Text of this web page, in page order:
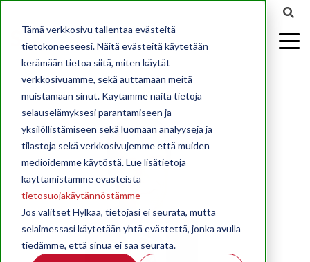
Tämä verkkosivu tallentaa evästeitä
tietokoneeseesi. Näitä evästeitä käytetään
kerämään tietoa siitä, miten käytät
verkkosivuamme, sekä auttamaan meitä
muistamaan sinut. Käytämme näitä tietoja
selauselämyksesi parantamiseen ja
yksilöllistämiseen sekä luomaan analyyseja ja
tilastoja sekä verkkosivujemme että muiden
medioidemme käytöstä. Lue lisätietoja
käyttämistämme evästeistä
tietosuojakäytännöstämme
Jos valitset Hylkää, tietojasi ei seurata, mutta
selaimessasi käytetään yhtä evästettä, jonka avulla
tiedämme, että sinua ei saa seurata.